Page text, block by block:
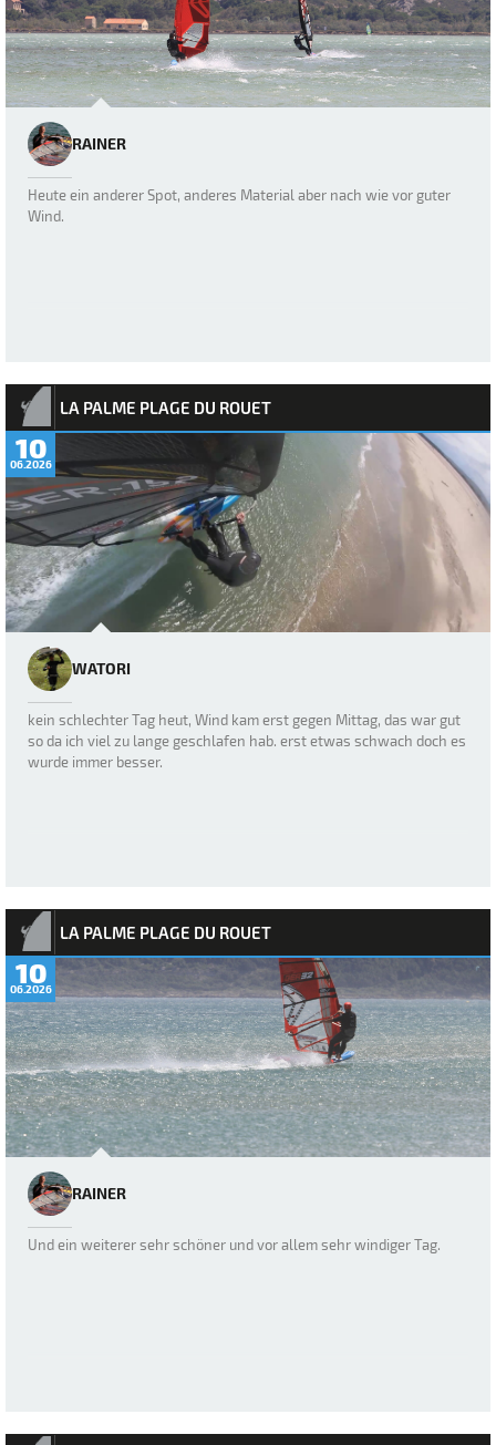
RAINER
Heute ein anderer Spot, anderes Material aber nach wie vor guter
Wind.
LA PALME PLAGE DU ROUET
10
06.2026
WATORI
kein schlechter Tag heut, Wind kam erst gegen Mittag, das war gut
so da ich viel zu lange geschlafen hab. erst etwas schwach doch es
wurde immer besser.
LA PALME PLAGE DU ROUET
10
06.2026
RAINER
Und ein weiterer sehr schöner und vor allem sehr windiger Tag.